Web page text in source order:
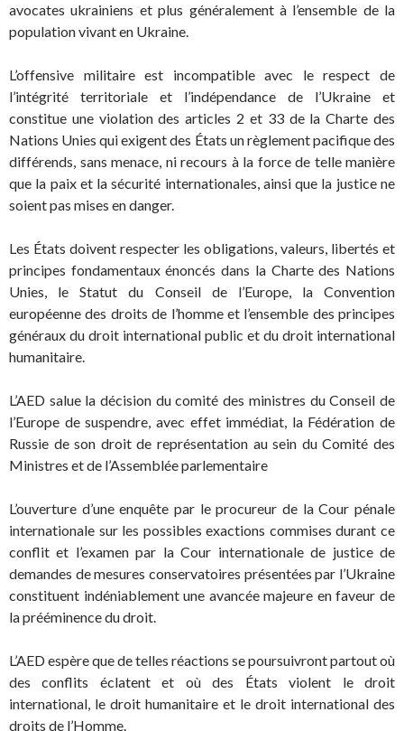
avocates ukrainiens et plus généralement à l’ensemble de la
population vivant en Ukraine.
L’offensive militaire est incompatible avec le respect de
l’intégrité territoriale et l’indépendance de l’Ukraine et
constitue une violation des articles 2 et 33 de la Charte des
Nations Unies qui exigent des États un règlement pacifique des
différends, sans menace, ni recours à la force de telle manière
que la paix et la sécurité internationales, ainsi que la justice ne
soient pas mises en danger.
Les États doivent respecter les obligations, valeurs, libertés et
principes fondamentaux énoncés dans la Charte des Nations
Unies, le Statut du Conseil de l’Europe, la Convention
européenne des droits de l’homme et l’ensemble des principes
généraux du droit international public et du droit international
humanitaire.
L’AED salue la décision du comité des ministres du Conseil de
l’Europe de suspendre, avec effet immédiat, la Fédération de
Russie de son droit de représentation au sein du Comité des
Ministres et de l’Assemblée parlementaire
L’ouverture d’une enquête par le procureur de la Cour pénale
internationale sur les possibles exactions commises durant ce
conflit et l’examen par la Cour internationale de justice de
demandes de mesures conservatoires présentées par l’Ukraine
constituent indéniablement une avancée majeure en faveur de
la prééminence du droit.
L’AED espère que de telles réactions se poursuivront partout où
des conflits éclatent et où des États violent le droit
international, le droit humanitaire et le droit international des
droits de l’Homme.